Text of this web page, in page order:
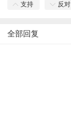
支持 反对
全部回复